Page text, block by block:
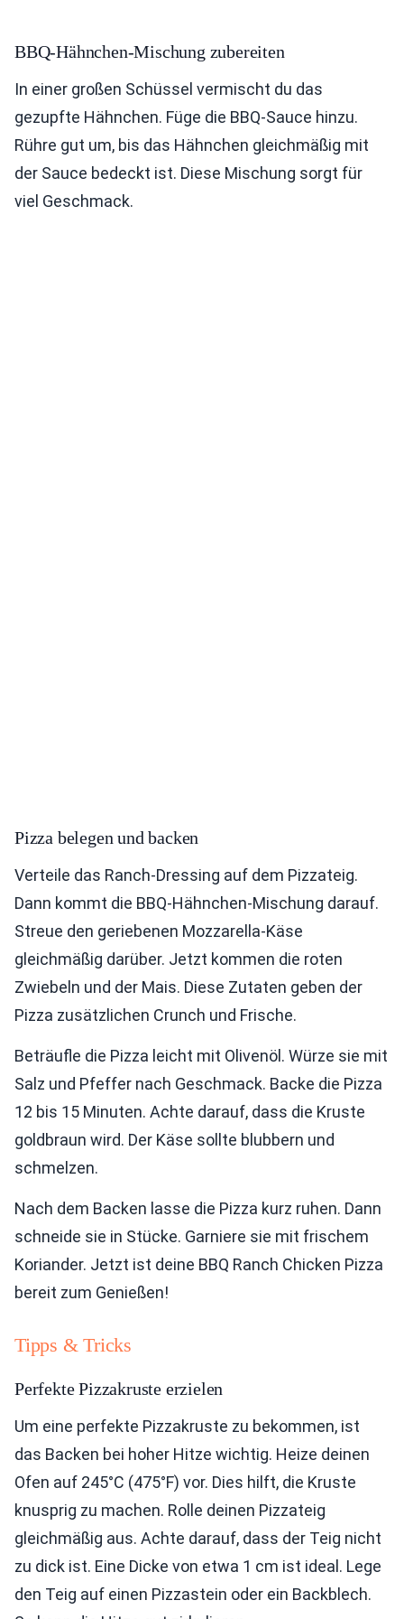
BBQ-Hähnchen-Mischung zubereiten
In einer großen Schüssel vermischt du das
gezupfte Hähnchen. Füge die BBQ-Sauce hinzu.
Rühre gut um, bis das Hähnchen gleichmäßig mit
der Sauce bedeckt ist. Diese Mischung sorgt für
viel Geschmack.
Pizza belegen und backen
Verteile das Ranch-Dressing auf dem Pizzateig.
Dann kommt die BBQ-Hähnchen-Mischung darauf.
Streue den geriebenen Mozzarella-Käse
gleichmäßig darüber. Jetzt kommen die roten
Zwiebeln und der Mais. Diese Zutaten geben der
Pizza zusätzlichen Crunch und Frische.
Beträufle die Pizza leicht mit Olivenöl. Würze sie mit
Salz und Pfeffer nach Geschmack. Backe die Pizza
12 bis 15 Minuten. Achte darauf, dass die Kruste
goldbraun wird. Der Käse sollte blubbern und
schmelzen.
Nach dem Backen lasse die Pizza kurz ruhen. Dann
schneide sie in Stücke. Garniere sie mit frischem
Koriander. Jetzt ist deine BBQ Ranch Chicken Pizza
bereit zum Genießen!
Tipps & Tricks
Perfekte Pizzakruste erzielen
Um eine perfekte Pizzakruste zu bekommen, ist
das Backen bei hoher Hitze wichtig. Heize deinen
Ofen auf 245°C (475°F) vor. Dies hilft, die Kruste
knusprig zu machen. Rolle deinen Pizzateig
gleichmäßig aus. Achte darauf, dass der Teig nicht
zu dick ist. Eine Dicke von etwa 1 cm ist ideal. Lege
den Teig auf einen Pizzastein oder ein Backblech.